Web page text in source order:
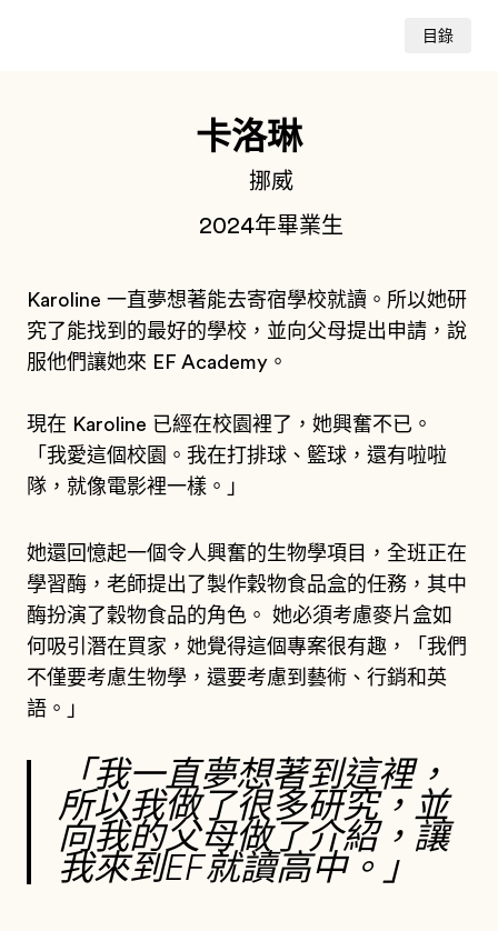
目錄
卡洛琳
挪威
2024年畢業生
Karoline 一直夢想著能去寄宿學校就讀。所以她研
究了能找到的最好的學校，並向父母提出申請，說
服他們讓她來 EF Academy。
現在 Karoline 已經在校園裡了，她興奮不已。
「我愛這個校園。我在打排球、籃球，還有啦啦
隊，就像電影裡一樣。」
她還回憶起一個令人興奮的生物學項目，全班正在
學習酶，老師提出了製作穀物食品盒的任務，其中
酶扮演了穀物食品的角色。 她必須考慮麥片盒如
何吸引潛在買家，她覺得這個專案很有趣，「我們
不僅要考慮生物學，還要考慮到藝術、行銷和英
語。」
「我一直夢想著到這裡，
所以我做了很多研究，並
向我的父母做了介紹，讓
我來到EF就讀高中。」